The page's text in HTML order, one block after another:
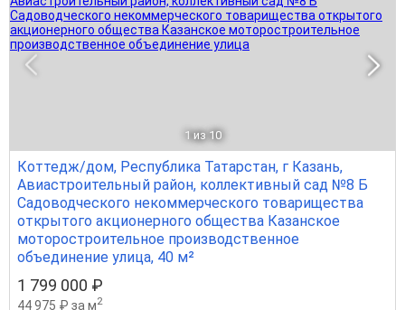
1 из 10
Коттедж/дом, Республика Татарстан, г Казань,
Авиастроительный район, коллективный сад №8 Б
Садоводческого некоммерческого товарищества
открытого акционерного общества Казанское
моторостроительное производственное
объединение улица, 40 м²
1 799 000 ₽
44 975 ₽ за м2